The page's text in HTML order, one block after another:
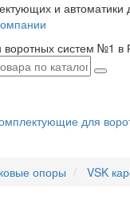
и автоматики
воротных систем №1 в
для
опоры VSK